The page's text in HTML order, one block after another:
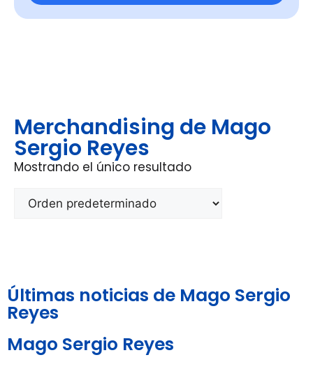
Merchandising de Mago
Sergio Reyes
Mostrando el único resultado
Últimas noticias de Mago Sergio
Reyes
Mago Sergio Reyes